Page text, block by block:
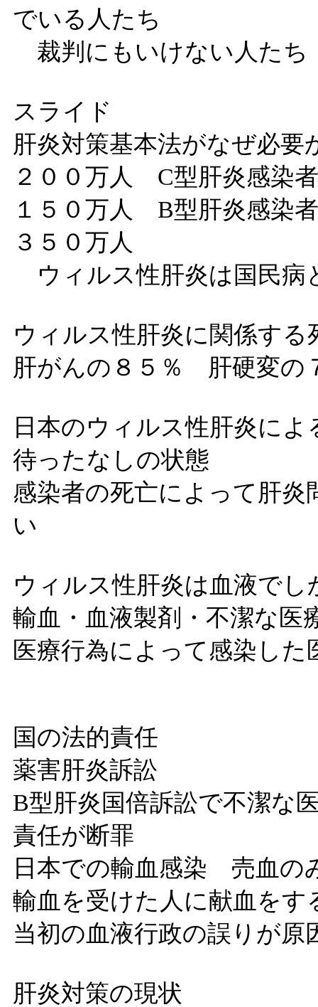
でいる人たち
裁判にもいけない人たち
スライド
肝炎対策基本法がなぜ必要
２００万人 C型肝炎感染者
１５０万人 B型肝炎感染者
３５０万人
ウィルス性肝炎は国民病
ウィルス性肝炎に関係する
肝がんの８５％ 肝硬変の
日本のウィルス性肝炎に
待ったなしの状態
感染者の死亡によって肝
い
ウィルス性肝炎は血液でし
輸血・血液製剤・不潔な医
医療行為によって感染した
国の法的責任
薬害肝炎訴訟
B型肝炎国倍訴訟で不潔な
責任が断罪
日本での輸血感染 売血
輸血を受けた人に献血をす
当初の血液行政の誤りが原
肝炎対策の現状